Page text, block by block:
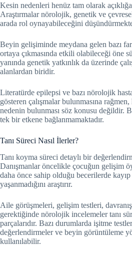
Kesin nedenleri henüz tam olarak açıklığa
Araştırmalar nörolojik, genetik ve
arada rol oynayabileceğini
Beyin gelişiminde meydana gelen bazı
ortaya çıkmasında etkili olabileceği öne
yanında genetik yatkınlık da üzerinde
alanlardan biridir.
Literatürde epilepsi ve bazı nörolojik
gösteren çalışmalar bulunmasına
nedenin bulunması söz konusu değildir.
tek bir etkene bağlanmamaktadır.
Tanı Süreci Nasıl İlerler?
Tanı koyma süreci detaylı bir
Danışmanlar öncelikle çocuğun gelişim
daha önce sahip olduğu becerilerde kayıp
yaşanmadığını araştırır.
Aile görüşmeleri, gelişim testleri,
gerektiğinde nörolojik incelemeler tanı
parçalarıdır. Bazı durumlarda işitme
değerlendirmeler ve beyin görüntüleme
kullanılabilir.